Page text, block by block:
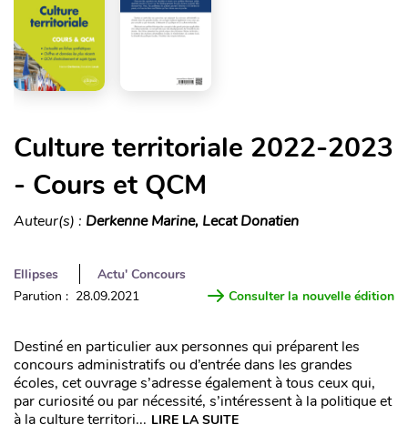
Culture territoriale 2022-2023
- Cours et QCM
Auteur(s) : Derkenne Marine, Lecat Donatien
Ellipses
Actu' Concours
Parution : 28.09.2021
Consulter la nouvelle édition
Destiné en particulier aux personnes qui préparent les
concours administratifs ou d’entrée dans les grandes
écoles, cet ouvrage s’adresse également à tous ceux qui,
par curiosité ou par nécessité, s’intéressent à la politique et
à la culture territori... LIRE LA SUITE